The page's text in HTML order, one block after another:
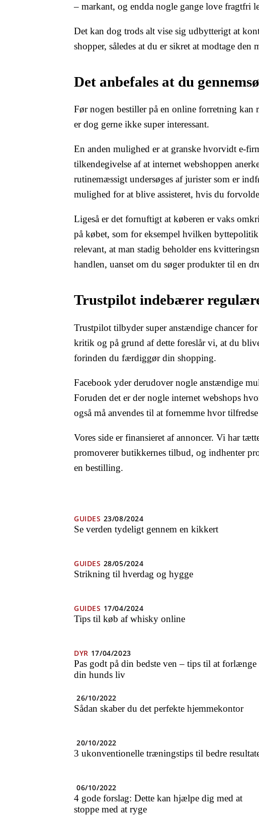
– markant, og endda nogle gange love fragtfri
Det kan dog trods alt vise sig udbytterigt at
shopper, således at du er sikret at modtage den
Det anbefales at du
Før nogen bestiller på en online forretning kan
er dog gerne ikke super interessant.
En anden mulighed er at granske hvorvidt e-
tilkendegivelse af at internet webshoppen
rutinemæssigt undersøges af jurister som er
mulighed for at blive assisteret, hvis du
Ligeså er det fornuftigt at køberen er vaks
på købet, som for eksempel hvilken
relevant, at man stadig beholder ens
handlen, uanset om du søger produkter til en
Trustpilot indebærer
Trustpilot tilbyder super anstændige chancer
kritik og på grund af dette foreslår vi, at du
forinden du færdiggør din shopping.
Facebook yder derudover nogle anstændige
Foruden det er der nogle internet webshops
også må anvendes til at fornemme hvor
Vores side er finansieret af annoncer. Vi har
promoverer butikkernes tilbud, og indhenter
en bestilling.
GUIDES 23/08/2024
Se verden tydeligt gennem en kikkert
GUIDES 28/05/2024
Strikning til hverdag og hygge
GUIDES 17/04/2024
Tips til køb af whisky online
DYR 17/04/2023
Pas godt på din bedste ven – tips til at forlænge
din hunds liv
26/10/2022
Sådan skaber du det perfekte hjemmekontor
20/10/2022
3 ukonventionelle træningstips til bedre
06/10/2022
4 gode forslag: Dette kan hjælpe dig med at
stoppe med at ryge